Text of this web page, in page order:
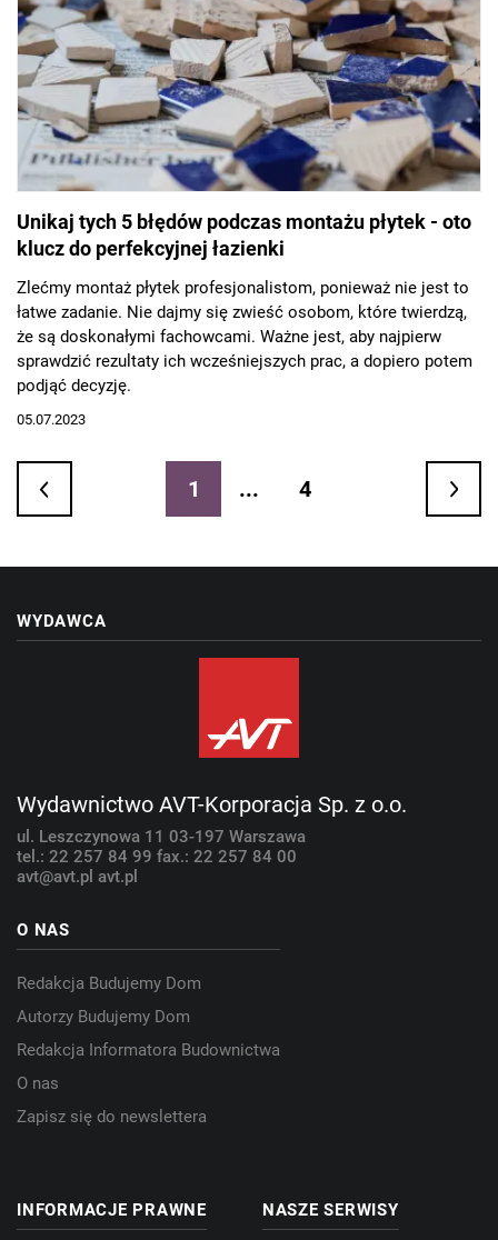
Unikaj tych 5 błędów podczas montażu płytek - oto
klucz do perfekcyjnej łazienki
Zlećmy montaż płytek profesjonalistom, ponieważ nie jest to
łatwe zadanie. Nie dajmy się zwieść osobom, które twierdzą,
że są doskonałymi fachowcami. Ważne jest, aby najpierw
sprawdzić rezultaty ich wcześniejszych prac, a dopiero potem
podjąć decyzję.
05.07.2023
1 ... 4
WYDAWCA
Wydawnictwo AVT-Korporacja Sp. z o.o.
ul. Leszczynowa 11 03-197 Warszawa
tel.: 22 257 84 99 fax.: 22 257 84 00
avt@avt.pl avt.pl
O NAS
Redakcja Budujemy Dom
Autorzy Budujemy Dom
Redakcja Informatora Budownictwa
O nas
Zapisz się do newslettera
INFORMACJE PRAWNE NASZE SERWISY